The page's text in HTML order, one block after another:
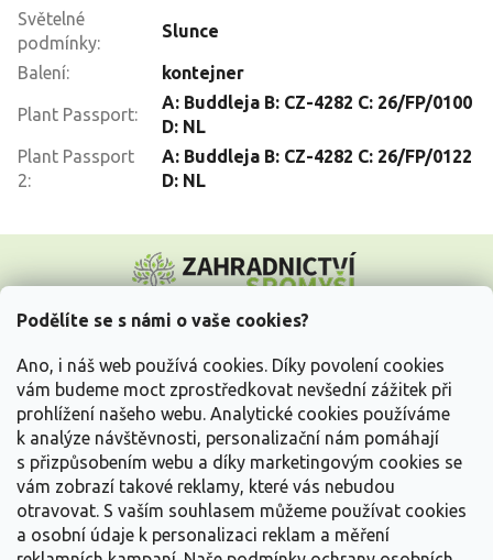
Podělíte se s námi o vaše cookies?
Ano, i náš web používá cookies. Díky povolení cookies
vám budeme moct zprostředkovat nevšední zážitek při
prohlížení našeho webu. Analytické cookies používáme
k analýze návštěvnosti, personalizační nám pomáhají
s přizpůsobením webu a díky marketingovým cookies se
vám zobrazí takové reklamy, které vás nebudou
otravovat. S vaším souhlasem můžeme používat cookies
a osobní údaje k personalizaci reklam a měření
Světelné
podmínky:
Slunce
Balení: kontejner
Plant Passport:
A: Buddleja B: CZ-4282 C: 26/FP/0100
D: NL
Plant Passport
2:
A: Buddleja B: CZ-4282 C: 26/FP/0122
D: NL
p
Vše o nákupu
Informace pro Vás
Kontakujte nás